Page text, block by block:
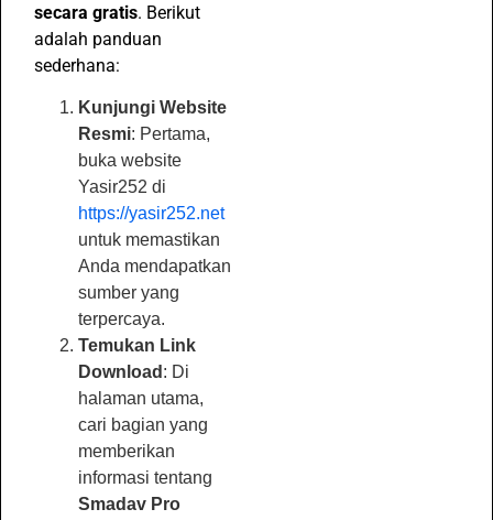
secara gratis. Berikut
adalah panduan
sederhana:
Kunjungi Website
Resmi: Pertama,
buka website
Yasir252 di
https://yasir252.net
untuk memastikan
Anda mendapatkan
sumber yang
terpercaya.
Temukan Link
Download : Di
halaman utama,
cari bagian yang
memberikan
informasi tentang
Smadav Pro